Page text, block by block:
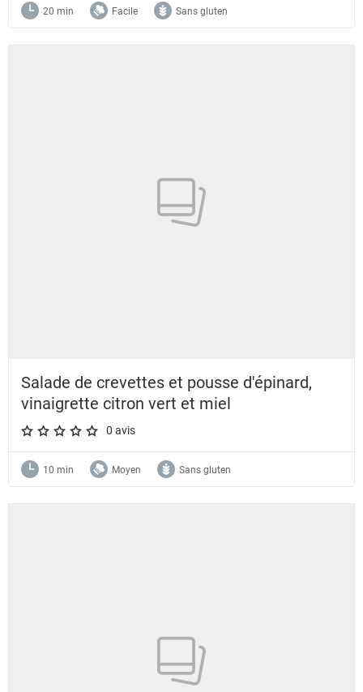
20 min Facile Sans gluten
Salade de crevettes et pousse d'épinard,
vinaigrette citron vert et miel
A star rating of 0 out of 5.
0 avis
10 min Moyen Sans gluten